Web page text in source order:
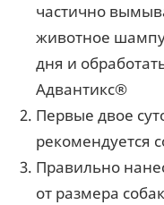
частично
животное
дня и
Адвантикс®
Первые двое
рекомендуется
Правильно
от размера